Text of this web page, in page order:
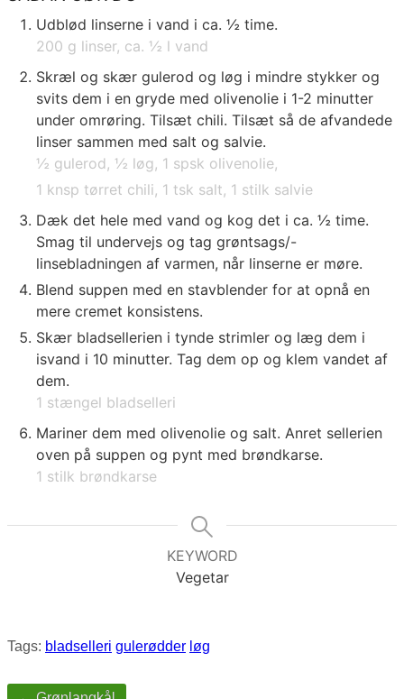
Udblød linserne i vand i ca. ½ time.
200 g linser, ca. ½ l vand
Skræl og skær gulerod og løg i mindre stykker og
svits dem i en gryde med olivenolie i 1-2 minutter
under omrøring. Tilsæt chili. Tilsæt så de afvandede
linser sammen med salt og salvie.
½ gulerod, ½ løg, 1 spsk olivenolie,
1 knsp tørret chili, 1 tsk salt, 1 stilk salvie
Dæk det hele med vand og kog det i ca. ½ time.
Smag til undervejs og tag grøntsags/-
linsebladningen af varmen, når linserne er møre.
Blend suppen med en stavblender for at opnå en
mere cremet konsistens.
Skær bladsellerien i tynde strimler og læg dem i
isvand i 10 minutter. Tag dem op og klem vandet af
dem.
1 stængel bladselleri
Mariner dem med olivenolie og salt. Anret sellerien
oven på suppen og pynt med brøndkarse.
1 stilk brøndkarse
KEYWORD
Vegetar
Tags: bladselleri gulerødder løg